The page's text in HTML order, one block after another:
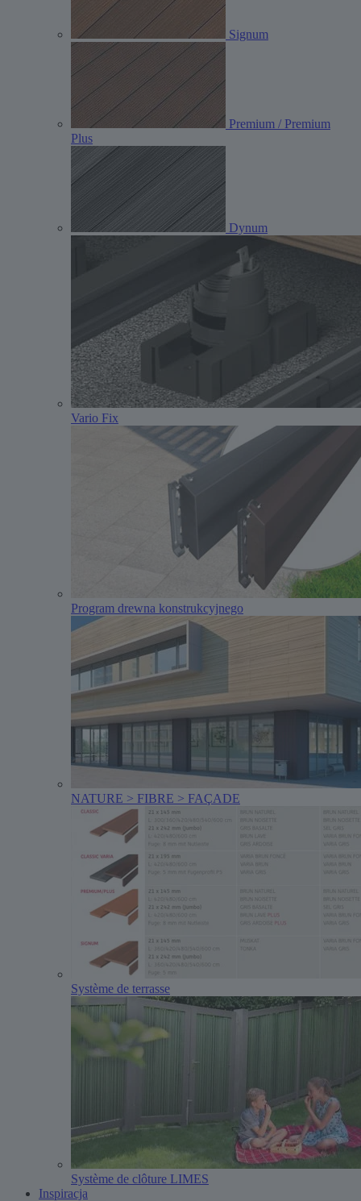
Signum
Premium / Premium
Plus
Dynum
Vario Fix
Program drewna konstrukcyjnego
NATURE > FIBRE > FAÇADE
Système de terrasse
Système de clôture LIMES
Inspiracja